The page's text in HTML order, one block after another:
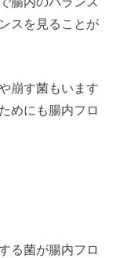
スを見ることが
崩す菌もいます
めにも腸内フロ
る菌が腸内フロ